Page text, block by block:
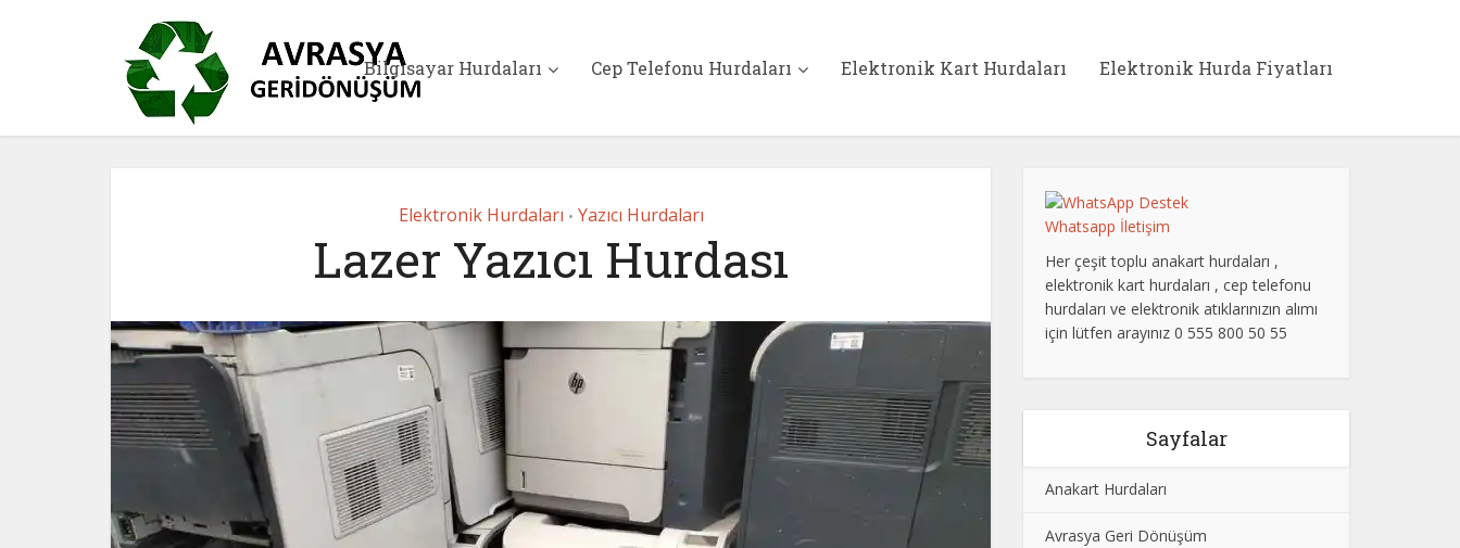
Bilgisayar Hurdaları Cep Telefonu Hurdaları Elektronik Kart Hurdaları Elektronik Hurda Fiyatları
Elektronik Hurdaları • Yazıcı Hurdaları
Lazer Yazıcı Hurdası
Whatsapp İletişim
Her çeşit toplu anakart hurdaları ,
elektronik kart hurdaları , cep telefonu
hurdaları ve elektronik atıklarınızın alımı
için lütfen arayınız 0 555 800 50 55
Sayfalar
Anakart Hurdaları
Avrasya Geri Dönüşüm